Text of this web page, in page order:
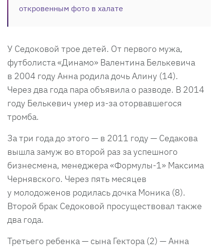
откровенным фото в халате
У Седоковой трое детей. От первого мужа,
футболиста «Динамо» Валентина Белькевича
в 2004 году Анна родила дочь Алину (14).
Через два года пара объявила о разводе. В 2014
году Белькевич умер из-за оторвавшегося
тромба.
За три года до этого — в 2011 году — Седакова
вышла замуж во второй раз за успешного
бизнесмена, менеджера «Формулы-1» Максима
Чернявского. Через пять месяцев
у молодоженов родилась дочка Моника (8).
Второй брак Седоковой просуществовал также
два года.
Третьего ребенка — сына Гектора (2) — Анна